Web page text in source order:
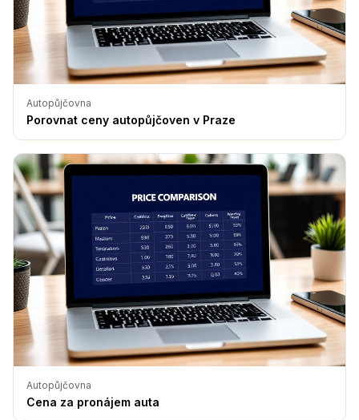
Autopůjčovna
Porovnat ceny autopůjčoven v Praze
Autopůjčovna
Cena za pronájem auta